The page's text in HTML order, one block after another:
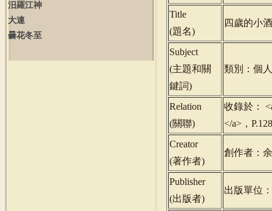
汨羅江神
大連
曇花冬至
Title
(題名)
四歲的小
Subject
(主題和關
鍵詞)
類別：個
Relation
(關聯)
收錄於：
</a>，
Creator
(著作者)
創作者：
Publisher
(出版者)
出版單位